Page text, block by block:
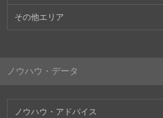
その他エリア
ノウハウ・データ
ノウハウ・アドバイス